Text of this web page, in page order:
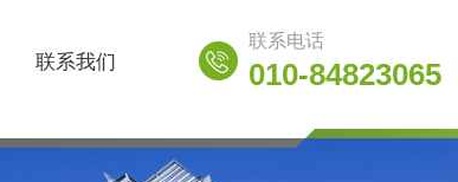
联系我们
联系电话
010-84823065